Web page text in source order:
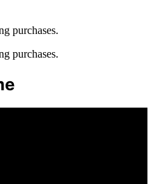
purchases.
purchases.